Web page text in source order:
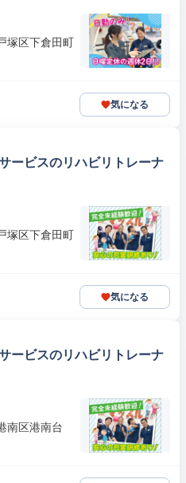
塚区下倉田町
気になる
ービスのリハビリトレーナ
塚区下倉田町
気になる
ービスのリハビリトレーナ
南区港南台